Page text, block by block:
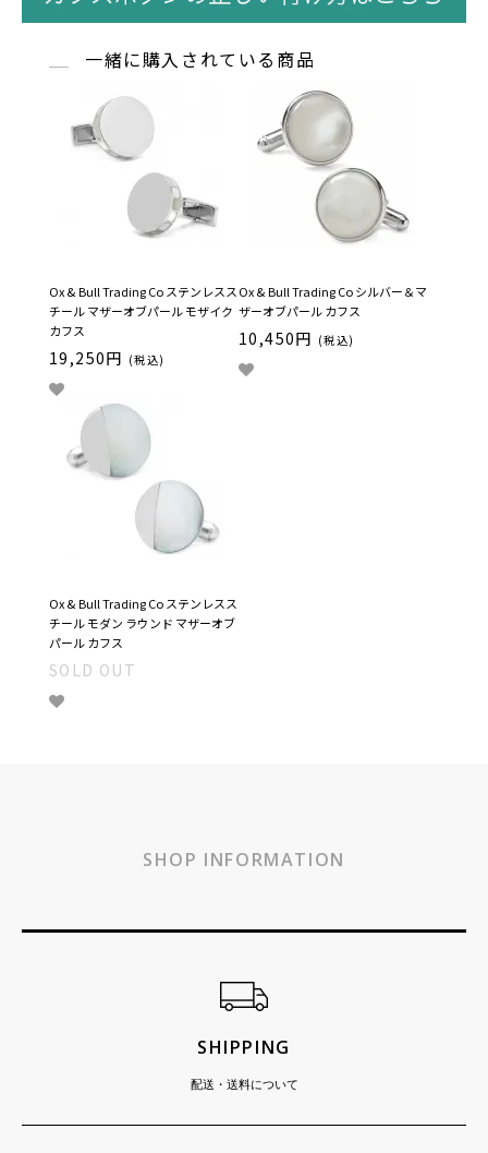
一緒に購入されている商品
Ox & Bull Trading Co ステンレスス
チール マザーオブパール モザイク
カフス
19,250円 (税込)
Ox & Bull Trading Co シルバー＆マ
ザーオブパール カフス
10,450円 (税込)
Ox & Bull Trading Co ステンレスス
チール モダン ラウンド マザーオブ
パール カフス
SOLD OUT
SHOP INFORMATION
SHIPPING
配送・送料について